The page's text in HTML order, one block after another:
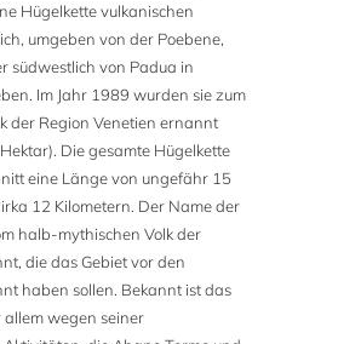
Hügelkette vulkanischen
umgeben von der Poebene,
südwestlich von Padua in
Im Jahr 1989 wurden sie zum
der Region Venetien ernannt
Die gesamte Hügelkette
eine Länge von ungefähr 15
12 Kilometern. Der Name der
halb-mythischen Volk der
die das Gebiet vor den
haben sollen. Bekannt ist das
allem wegen seiner